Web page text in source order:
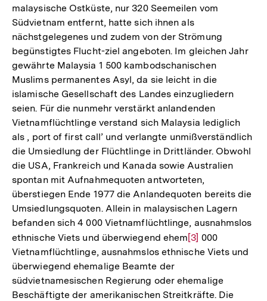
malaysische Ostküste, nur 320 Seemeilen vom
Südvietnam entfernt, hatte sich ihnen als
nächstgelegenes und zudem von der Strömung
begünstigtes Flucht-ziel angeboten. Im gleichen Jahr
gewährte Malaysia 1 500 kambodschanischen
Muslims permanentes Asyl, da sie leicht in die
islamische Gesellschaft des Landes einzugliedern
seien. Für die nunmehr verstärkt anlandenden
Vietnamflüchtlinge verstand sich Malaysia lediglich
als , port of first call’ und verlangte unmißverständlich
die Umsiedlung der Flüchtlinge in Drittländer. Obwohl
die USA, Frankreich und Kanada sowie Australien
spontan mit Aufnahmequoten antworteten,
überstiegen Ende 1977 die Anlandequoten bereits die
Umsiedlungsquoten. Allein in malaysischen Lagern
befanden sich 4 000 Vietnamflüchtlinge, ausnahmslos
ethnische Viets und überwiegend ehemZur
Auflösung
Fußnote
[3] 000
Vietnamflüchtlinge, ausnahmslos ethnische Viets und
überwiegend ehemalige Beamte der
südvietnamesischen Regierung oder ehemalige
Beschäftigte der amerikanischen Streitkräfte. Die